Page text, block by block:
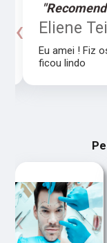
Eliene
Eu amei ! Fiz
ficou lindo
‹
‹